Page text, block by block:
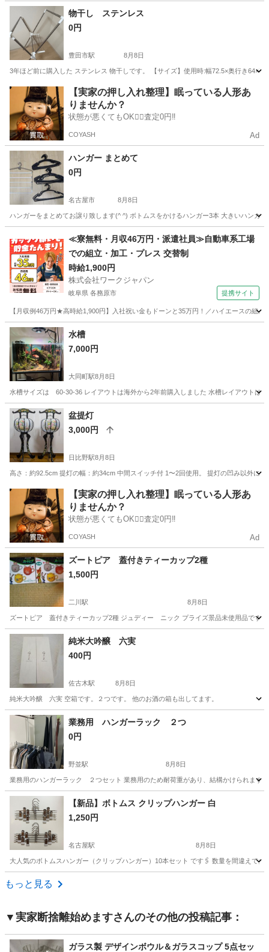
愛知 東海市 南加木屋駅
物干し ステンレス
0円
豊田市駅 8月8日
3年ほど前に購入した ステンレス 物干しです。 【サイズ】使用時:幅72.5×奥行き64×
愛知 豊田市 豊田市駅 洗濯用品
【実家の押し入れ整理】眠っている人形あ
りませんか？
状態が悪くてもOK🙆‍♀️査定0円‼️
COYASH Ad
ハンガー まとめて
0円
名古屋市 8月8日
ハンガーをまとめてお譲り致します(^ ^) ボトムスをかけるハンガー3本 大きいハンガ
洗濯用品
≪寮無料・月収46万円・派遣社員≫自動車系工場
での組立・加工・プレス 交替制
時給1,900円
株式会社ワークジャパン
岐阜県 各務原市 提携サイト
【月収例46万円★高時給1,900円】入社祝い金もドーンと35万円！／ハイエースの組
岐阜 各務原市 その他
水槽
7,000円
大同町駅8月8日
水槽サイズは 60-30-36 レイアウトは海外から2年前購入しました 水槽レイアウト
愛知 名古屋市 大同町駅
盆提灯
3,000円
日比野駅8月8日
高さ：約92.5cm 提灯の幅：約34cm 中間スイッチ付 1〜2回使用。 提灯の凹み以外に
愛知 名古屋市 日比野駅 冠婚葬祭
【実家の押し入れ整理】眠っている人形あ
りませんか？
状態が悪くてもOK🙆‍♀️査定0円‼️
COYASH Ad
ズートピア 蓋付きティーカップ2種
1,500円
二川駅 8月8日
ズートピア 蓋付きティーカップ2種 ジュディー ニック プライズ景品未使用品です
愛知 豊橋市 二川駅 食器
純米大吟醸 六実
400円
佐古木駅 8月8日
純米大吟醸 六実 空箱です。２つです。 他のお酒の箱も出してます。
愛知 弥富市 佐古木駅 ラッピング用品
業務用 ハンガーラック ２つ
0円
野並駅 8月8日
業務用のハンガーラック ２つセット 業務用のため耐荷重があり、結構かけられます
愛知 名古屋市 野並駅 洗濯用品
【新品】ボトムス クリップハンガー 白
1,250円
名古屋駅 8月8日
大人気のボトムスハンガー（クリップハンガー）10本セット です🖇️ 数量を間違えて
愛知 名古屋市
もっと見る
▼実家断捨離始めますさんのその他の投稿記事：
ガラス製 デザインボウル＆ガラスコップ 5点セッ